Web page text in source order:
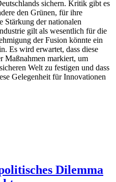
sichern. Kritik gibt es
den Grünen, für ihre
Stärkung der nationalen
gilt als wesentlich für die
der Fusion könnte ein
Es wird erwartet, dass diese
Maßnahmen markiert, um
Welt zu festigen und dass
Gelegenheit für Innovationen
Dilemma